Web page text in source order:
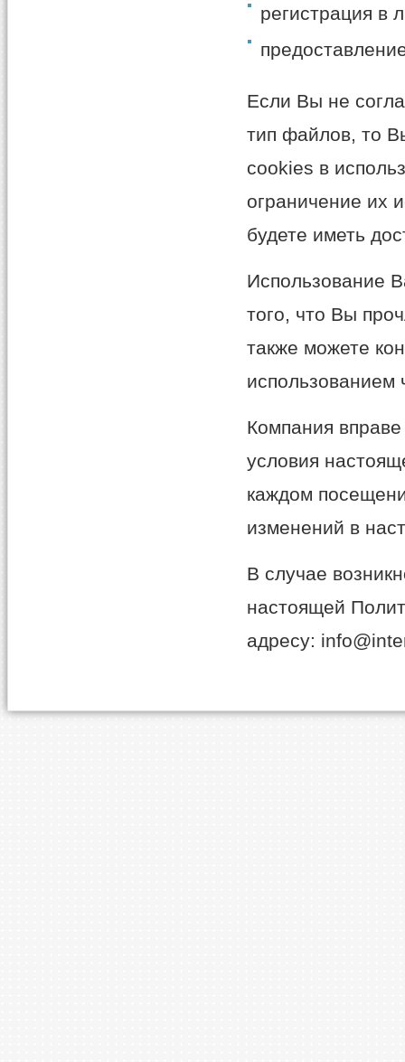
регистрация в
Если Вы не
тип файлов, то
cookies в
ограничение их
будете иметь
Использование
того, что Вы
также можете
использованием
Компания
условия
каждом
изменений в
В случае
настоящей
адресу: